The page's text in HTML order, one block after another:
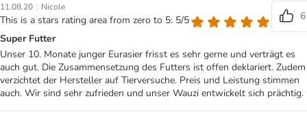
11.08.20 | Nicole
This is a stars rating area from zero to 5: 5/5
6
Super Futter
Unser 10. Monate junger Eurasier frisst es sehr gerne und verträgt es
auch gut. Die Zusammensetzung des Futters ist offen deklariert. Zudem
verzichtet der Hersteller auf Tierversuche. Preis und Leistung stimmen
auch. Wir sind sehr zufrieden und unser Wauzi entwickelt sich prächtig.